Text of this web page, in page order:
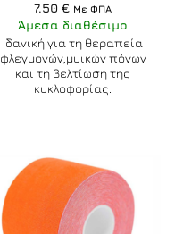
7.50 € Με ΦΠΑ
Άμεσα διαθέσιμο
Ιδανική για τη θεραπεία
φλεγμονών,μυικών πόνων
και τη βελτίωση της
κυκλοφορίας.